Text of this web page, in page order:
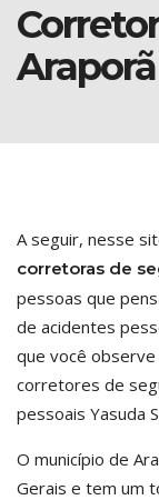
Araporã
A seguir, nesse
corretoras de
pessoas que
de acidentes
que você
corretores de
pessoais Yasuda
O município de
Gerais e tem um